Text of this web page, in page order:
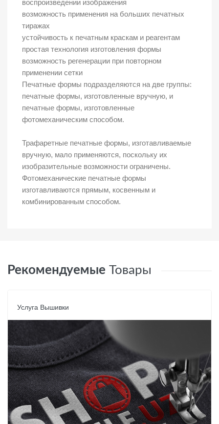
воспроизведении изображения
возможность применения на больших печатных
тиражах
устойчивость к печатным краскам и реагентам
простая технология изготовления формы
возможность регенерации при повторном
применении сетки
Печатные формы подразделяются на две группы:
печатные формы, изготовленные вручную, и
печатные формы, изготовленные
фотомеханическим способом.
Трафаретные печатные формы, изготавливаемые
вручную, мало применяются, поскольку их
изобразительные возможности ограничены.
Фотомеханические печатные формы
изготавливаются прямым, косвенным и
комбинированным способом.
Рекомендуемые Товары
Услуга Вышивки